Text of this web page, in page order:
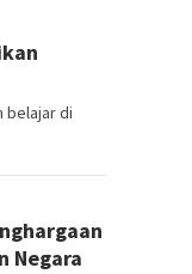
belajar di
Negara